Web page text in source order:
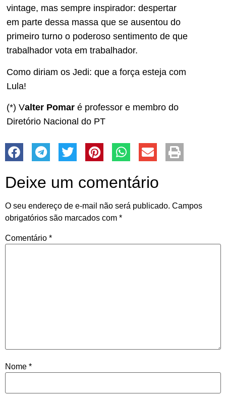
vintage, mas sempre inspirador: despertar
em parte dessa massa que se ausentou do
primeiro turno o poderoso sentimento de que
trabalhador vota em trabalhador.
Como diriam os Jedi: que a força esteja com
Lula!
(*) Valter Pomar é professor e membro do
Diretório Nacional do PT
Deixe um comentário
O seu endereço de e-mail não será publicado. Campos
obrigatórios são marcados com *
Comentário *
Nome *